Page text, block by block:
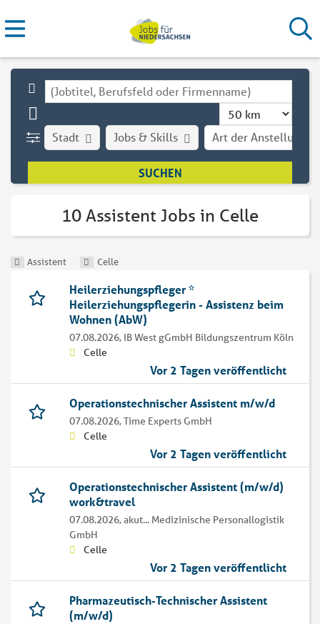
Stadt Art der Anstellung
Jobs & Skills
10 Assistent Jobs in Celle
Assistent Celle
Heilerziehungspfleger *
Heilerziehungspflegerin - Assistenz beim
Wohnen (AbW)
07.08.2026, IB West gGmbH Bildungszentrum Köln
Celle
Vor 2 Tagen veröffentlicht
Operationstechnischer Assistent m/w/d
07.08.2026,Time Experts GmbH
Celle
Vor 2 Tagen veröffentlicht
Operationstechnischer Assistent (m/w/d)
work&travel
07.08.2026,akut... Medizinische Personallogistik
GmbH
Celle
Vor 2 Tagen veröffentlicht
Pharmazeutisch-Technischer Assistent
(m/w/d)